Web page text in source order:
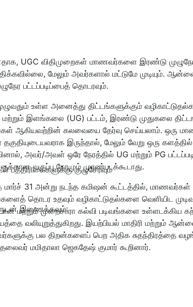
பத்திரிகைகளுக்கு குழுசேரவும்
இணைக்கவும்:
UGC விதிமுறைகள் மாணவர்களை இரண்டு
மேலும் அவர்களால் மட்டுமே முடியும்.
பட்டப்படிப்பைத் தொடரவும்.
உள்ள அனைத்து திட்டங்களுக்கும்
மற்றும் இளங்கலை (UG) பட்டம், இரண்டு முதுகலை
ஆகியவற்றின் கலவையை தேர்வு செய்யலாம். ஒரு
இருந்தால், மேலும் வேறு ஒரு
அவர்/அவள் ஒரே நேரத்தில் UG மற்றும் PG
வகுப்பு நேரமும் முரண்படக்கூடாது.
மார்ச் 31 அன்று நடந்த கமிஷன் கூட்டத்தில், மாணவர்கள்
தொடர உதவும் வழிகாட்டுதல்களை வெளியிட
மற்றும் முறைசாரா கல்வி படிவங்களை உள்ளடக்கிய
வலியுறுத்துகிறது. இயற்பியல் மாதிரி மற்றும்
பல திறன்களைப் பெற அதிக சுதந்திரத்தை
தலைவர் மமிதாலா ஜெகதேஷ் குமார் கூறினார்.